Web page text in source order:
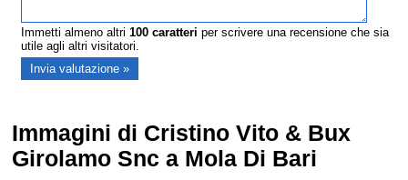
Immetti almeno altri100 caratteri per scrivere una recensione che sia
utile agli altri visitatori.
Immagini di Cristino Vito & Bux
Girolamo Snc a Mola Di Bari